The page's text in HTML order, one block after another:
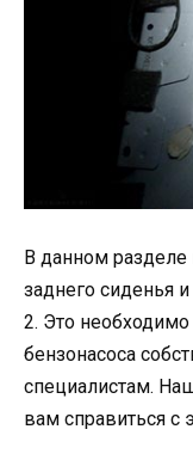
В данном
заднего сиденья
2. Это
бензонасоса
специалистам.
вам справиться с